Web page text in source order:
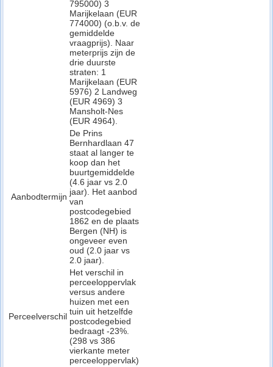
795000) 3
Marijkelaan (EUR
774000) (o.b.v. de
gemiddelde
vraagprijs). Naar
meterprijs zijn de
drie duurste
straten: 1
Marijkelaan (EUR
5976) 2 Landweg
(EUR 4969) 3
Mansholt-Nes
(EUR 4964).
Aanbodtermijn
De Prins
Bernhardlaan 47
staat al langer te
koop dan het
buurtgemiddelde
(4.6 jaar vs 2.0
jaar). Het aanbod
van
postcodegebied
1862 en de plaats
Bergen (NH) is
ongeveer even
oud (2.0 jaar vs
2.0 jaar).
Perceelverschil
Het verschil in
perceeloppervlak
versus andere
huizen met een
tuin uit hetzelfde
postcodegebied
bedraagt -23%.
(298 vs 386
vierkante meter
perceeloppervlak)